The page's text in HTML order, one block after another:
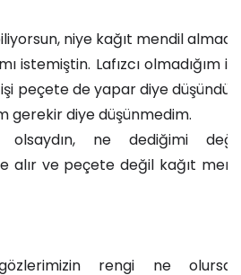
niye kağıt mendil
istemiştin. Lafızcı olmadığım
peçete de yapar diye
gerekir diye düşünmedim.
olsaydın, ne dediğimi
alır ve peçete değil kağıt
rengi ne olursa